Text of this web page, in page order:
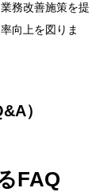
務改善施策を提
向上を図りま
）
FAQ